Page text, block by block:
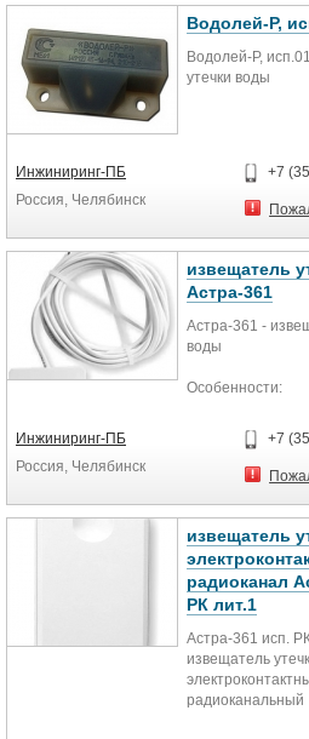
Водолей-Р,
Водолей-Р,
утечки воды
Разновидность
Класс защиты
Инжиниринг-ПБ
Россия, Челябинск
+7
извещатель
Астра-361
Астра-361 -
воды
Особенности:
извещения об
двухпроводному
сигнализации
обнаружения
извещения об
контрольный
передачи
Инжиниринг-ПБ
Россия, Челябинск
+7
извещатель
радиоканал
РК лит.1
Астра-361 исп.
извещатель
радиоканальный